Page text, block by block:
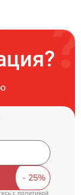
cполитикой